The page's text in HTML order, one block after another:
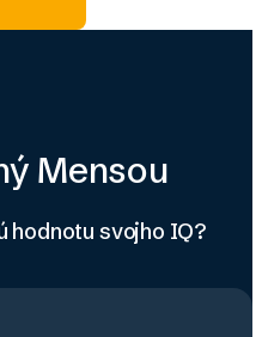
Mensou
hodnotu svojho IQ?